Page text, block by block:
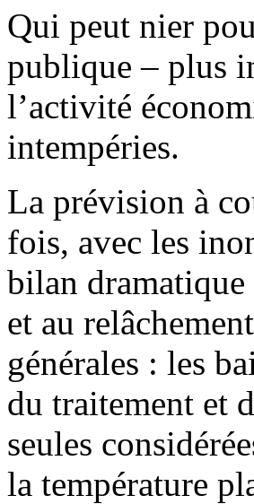
Qui peut nier
publique – plus
l’activité
intempéries.
La prévision à
fois, avec les
bilan
et au
générales : les
du traitement et
seules
la température